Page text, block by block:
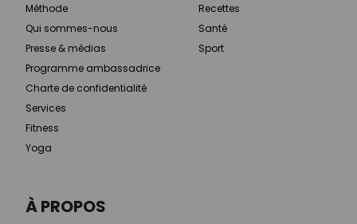
À PROPOS
Méthode
Qui sommes-nous
Presse & médias
Programme ambassadrice
Charte de confidentialité
Services
Fitness
Yoga
Recettes
Santé
Sport